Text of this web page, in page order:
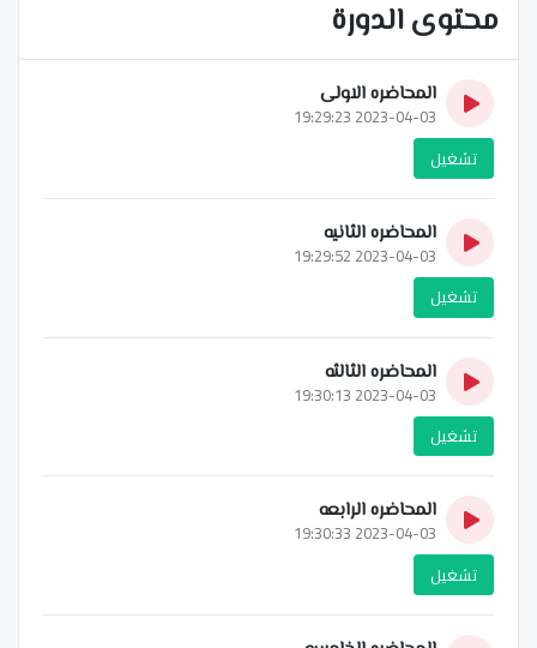
محتوى الدورة
المحاضره الاولى
2023-04-03 19:29:23
تشغيل
المحاضره الثانيه
2023-04-03 19:29:52
تشغيل
المحاضره الثالثه
2023-04-03 19:30:13
تشغيل
المحاضره الرابعه
2023-04-03 19:30:33
تشغيل